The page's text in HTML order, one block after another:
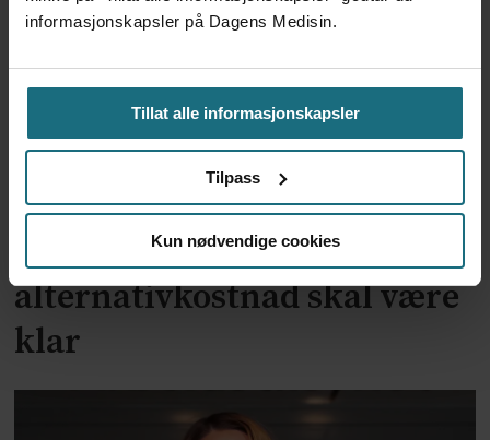
informasjonskapsler på Dagens Medisin.
Tillat alle informasjonskapsler
Tilpass
Kun nødvendige cookies
To år til utredning av
alternativkostnad skal være
klar